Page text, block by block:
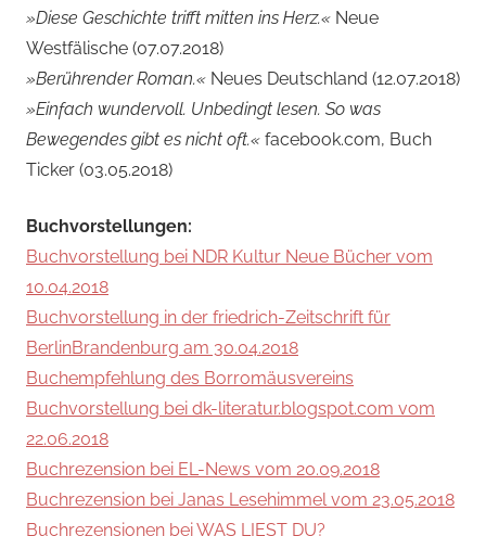
»Diese Geschichte trifft mitten ins Herz.« Neue
Westfälische (07.07.2018)
»Berührender Roman.« Neues Deutschland (12.07.2018)
»Einfach wundervoll. Unbedingt lesen. So was
Bewegendes gibt es nicht oft.« facebook.com, Buch
Ticker (03.05.2018)
Buchvorstellungen:
Buchvorstellung bei NDR Kultur Neue Bücher vom
10.04.2018
Buchvorstellung in der friedrich-Zeitschrift für
BerlinBrandenburg am 30.04.2018
Buchempfehlung des Borromäusvereins
Buchvorstellung bei dk-literatur.blogspot.com vom
22.06.2018
Buchrezension bei EL-News vom 20.09.2018
Buchrezension bei Janas Lesehimmel vom 23.05.2018
Buchrezensionen bei WAS LIEST DU?